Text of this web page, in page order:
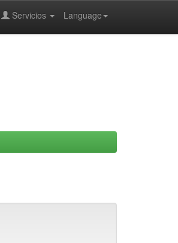
Language
Servicios